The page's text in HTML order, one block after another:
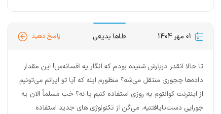
01 مهر 1404 طاها بدیعی پاسخ دهید
تا حالا انقدر دربارش شنیده بودم که انگار یه افسانه‌س! این مقدار
داده‌ها چجوری منتقل می‌شه؟ منظورم اینه که آیا تو ایرانم می‌تونیم
از اینترنت کوانتوم یه روزی استفاده کنیم یا نه؟ خب مسلماً الان یه
جورایی دست‌نایافتنیه. می‌گن از تکنولوژی های جدید استفاده